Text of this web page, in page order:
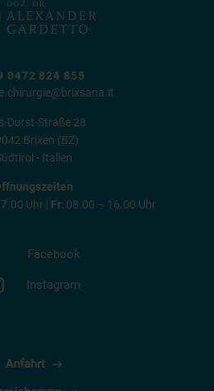
Facebook
Instagram
0472 824 855
Durst-Straße 28
Brixen (BZ)
- Italien
Uhr | Fr: 08.00 – 16.00 Uhr
Anfahrt